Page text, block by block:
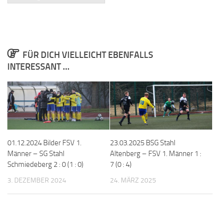
FÜR DICH VIELLEICHT EBENFALLS
INTERESSANT …
01.12.2024 Bilder FSV 1.
Männer – SG Stahl
Schmiedeberg 2 : 0 (1 : 0)
3. DEZEMBER 2024
23.03.2025 BSG Stahl
Altenberg – FSV 1. Männer 1 :
7 (0 : 4)
24. MÄRZ 2025